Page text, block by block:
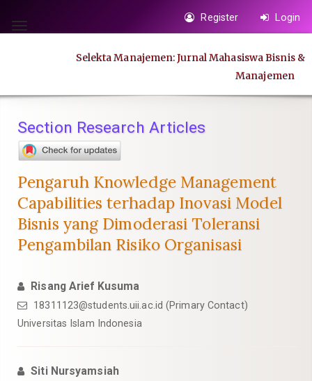
jump
Main
Main
Content
Toggle
Register Login
Selekta Manajemen: Jurnal Mahasiswa Bisnis &
Manajemen
Section Research Articles
Pengaruh Knowledge Management
Capabilities terhadap Inovasi Model
Bisnis yang Dimoderasi Toleransi
Pengambilan Risiko Organisasi
Risang Arief Kusuma
18311123@students.uii.ac.id (Primary Contact)
Universitas Islam Indonesia
Siti Nursyamsiah